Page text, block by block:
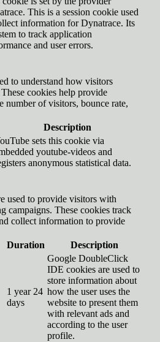
This is a session cookie used
information for Dynatrace. Its
to track application
and user errors.
to understand how visitors
cookies help provide
number of visitors, bounce rate,
Description
sets this cookie via
youtube-videos and
anonymous statistical data.
used to provide visitors with
campaigns. These cookies track
collect information to provide
Duration Description
1 year 24
days
Google DoubleClick
IDE cookies are used to
store information about
how the user uses the
website to present them
with relevant ads and
according to the user
profile.